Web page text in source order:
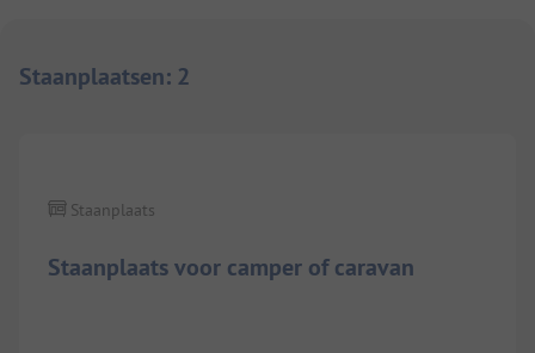
Staanplaatsen: 2
Staanplaats voor camper of caravan
Staanplaats